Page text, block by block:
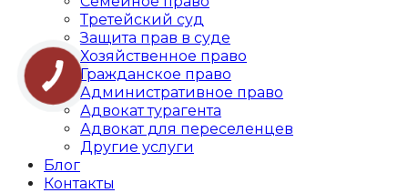
Третейский суд
Защита прав в суде
Хозяйственное право
Гражданское право
Административное право
Адвокат турагента
Адвокат для переселенцев
Другие услуги
Блог
Контакты